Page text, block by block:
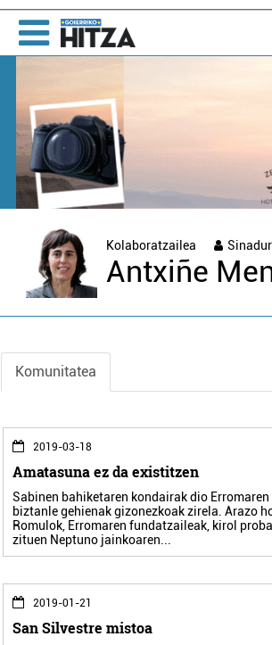
Kolaboratzailea
Antxiñe
Komunitatea
2019-03-18
Amatasuna ez da existitzen
Sabinen bahiketaren kondairak dio
biztanle gehienak gizonezkoak zirela. Arazo
Romulok, Erromaren fundatzaileak, kirol
zituen Neptuno jainkoaren...
2019-01-21
San Silvestre mistoa